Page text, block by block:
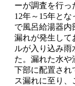
ーが調査を行っ
12年～15年と
で風呂給湯器内
漏れが発生して
ルが入り込み
た。漏れた水や
下部に配置され
ス漏れに至り